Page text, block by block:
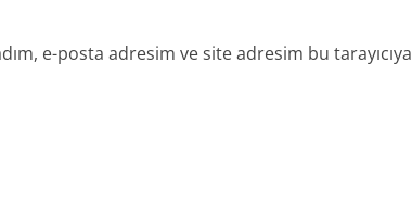
e-posta adresim ve site adresim bu tarayıcıya